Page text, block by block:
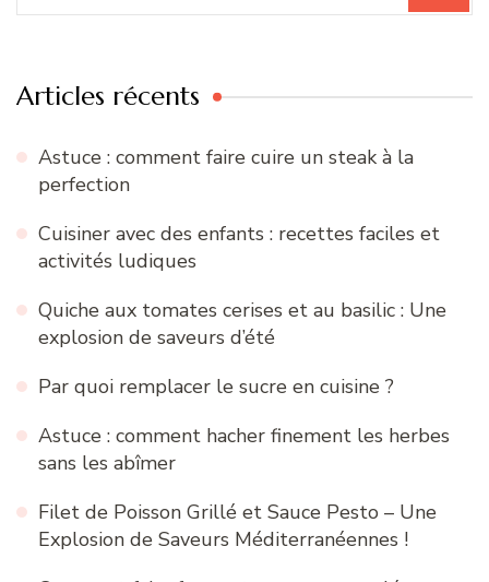
Articles récents
Astuce : comment faire cuire un steak à la
perfection
Cuisiner avec des enfants : recettes faciles et
activités ludiques
Quiche aux tomates cerises et au basilic : Une
explosion de saveurs d’été
Par quoi remplacer le sucre en cuisine ?
Astuce : comment hacher finement les herbes
sans les abîmer
Filet de Poisson Grillé et Sauce Pesto – Une
Explosion de Saveurs Méditerranéennes !